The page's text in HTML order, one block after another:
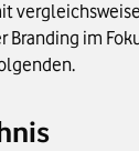
Branding im